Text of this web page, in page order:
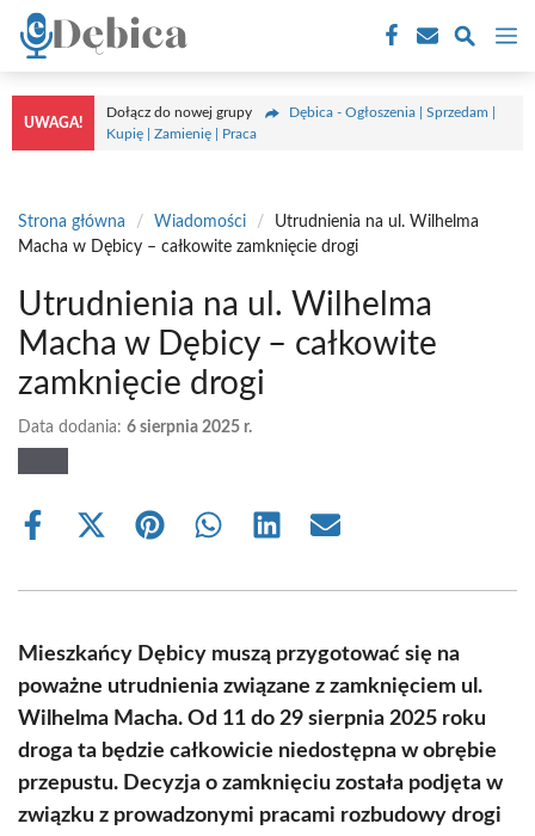
Przejdź
treści
UWAGA!
Dołącz do nowej grupy
Dębica - Ogłoszenia | Sprzedam |
Kupię | Zamienię | Praca
Strona główna / Wiadomości /
Utrudnienia na ul. Wilhelma
Macha w Dębicy – całkowite zamknięcie drogi
Utrudnienia na ul. Wilhelma
Macha w Dębicy – całkowite
zamknięcie drogi
Data dodania: 6 sierpnia 2025 r.
Share
Share
(Twitter)
Share Share Share Share
Mieszkańcy Dębicy muszą przygotować się na
poważne utrudnienia związane z zamknięciem ul.
Wilhelma Macha. Od 11 do 29 sierpnia 2025 roku
droga ta będzie całkowicie niedostępna w obrębie
przepustu. Decyzja o zamknięciu została podjęta w
związku z prowadzonymi pracami rozbudowy drogi